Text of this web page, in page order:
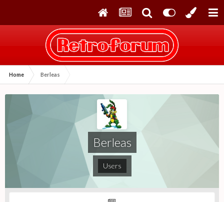
Home Berleas
Berleas
Users